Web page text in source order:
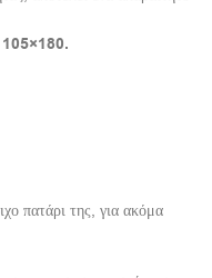
105×180.
πατάρι της, για ακόμα